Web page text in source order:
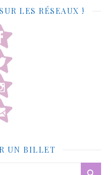
LES RÉSEAUX !
UN BILLET